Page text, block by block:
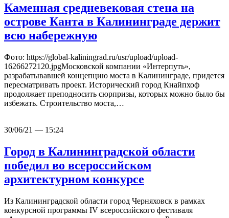
Каменная средневековая стена на
острове Канта в Калининграде держит
всю набережную
Фото: https://global-kaliningrad.ru/usr/upload/upload-
16266272120.jpgМосковской компании «Интерпуть»,
разрабатывавшей концепцию моста в Калининграде, придется
пересматривать проект. Исторический город Кнайпхоф
продолжает преподносить сюрпризы, которых можно было бы
избежать. Строительство моста,…
30/06/21 — 15:24
Город в Калининградской области
победил во всероссийском
архитектурном конкурсе
Из Калининградской области город Черняховск в рамках
конкурсной программы IV всероссийского фестиваля